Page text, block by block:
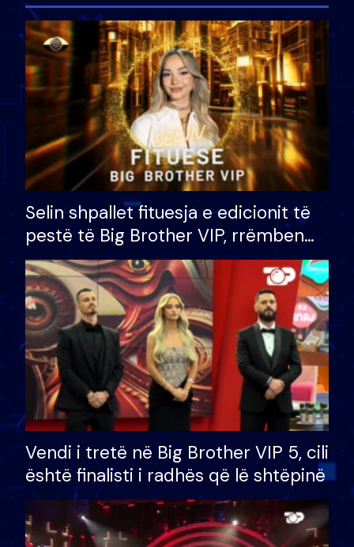
Selin shpallet fituesja e edicionit të
pestë të Big Brother VIP, rrëmben
çmimin e madh prej 100 mijë eurosh
Vendi i tretë në Big Brother VIP 5, cili
është finalisti i radhës që lë shtëpinë